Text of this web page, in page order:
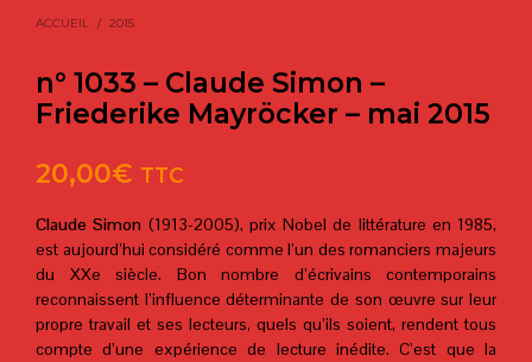
ACCUEIL / 2015
n° 1033 – Claude Simon –
Friederike Mayröcker – mai 2015
20,00€ TTC
Claude Simon (1913-2005), prix Nobel de littérature en 1985,
est aujourd’hui considéré comme l’un des romanciers majeurs
du XXe siècle. Bon nombre d’écrivains contemporains
reconnaissent l’influence déterminante de son œuvre sur leur
propre travail et ses lecteurs, quels qu’ils soient, rendent tous
compte d’une expérience de lecture inédite. C’est que la